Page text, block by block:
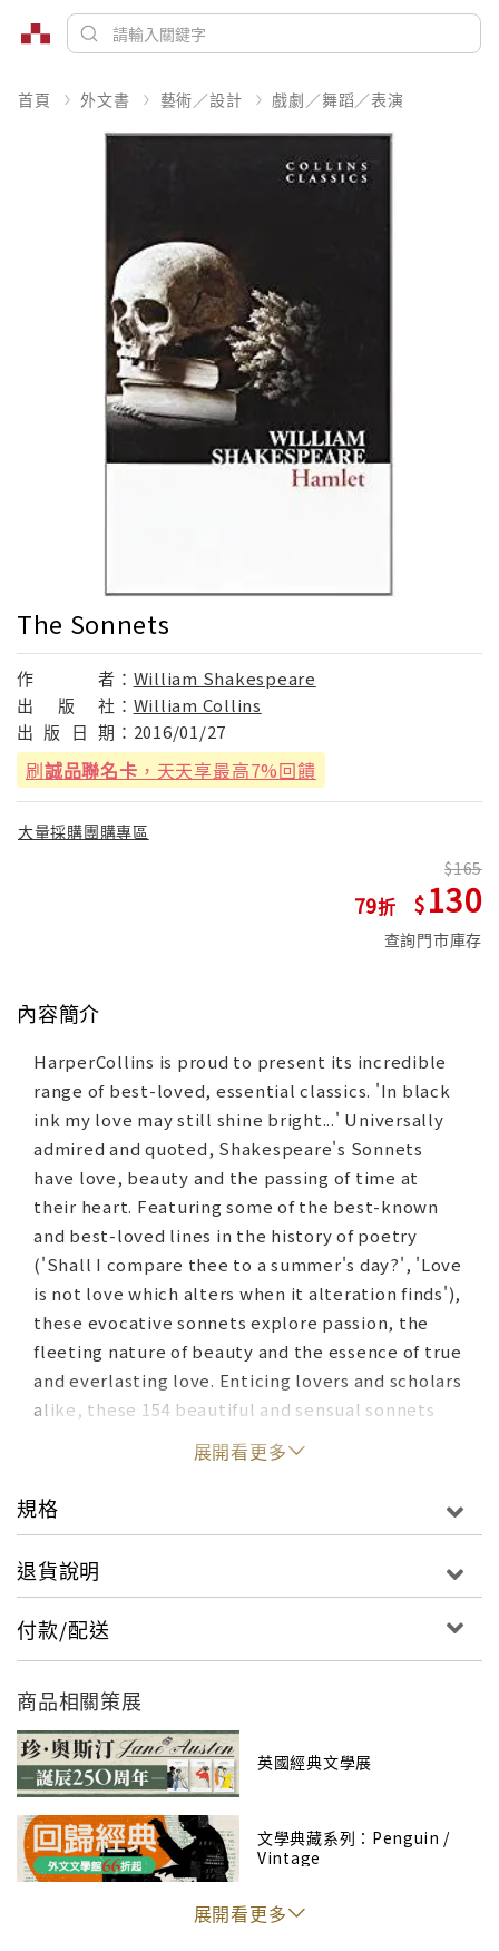
首頁 外文書 藝術／設計 戲劇／舞蹈／表演
The Sonnets
作 者： William Shakespeare
出
版 社： William Collins
出 版 日 期： 2016/01/27
刷誠品聯名卡 ，天天享最高7%回饋
大量採購團購專區
79
165
130
查詢門市庫存
內容簡介
HarperCollins is proud to present its incredible
range of best-loved, essential classics. 'In black
ink my love may still shine bright...' Universally
admired and quoted, Shakespeare's Sonnets
have love, beauty and the passing of time at
their heart. Featuring some of the best-known
and best-loved lines in the history of poetry
('Shall I compare thee to a summer's day?', 'Love
is not love which alters when it alteration finds'),
these evocative sonnets explore passion, the
fleeting nature of beauty and the essence of true
and everlasting love. Enticing lovers and scholars
alike, these 154 beautiful and sensual sonnets
are as relevant and important today as when they
were written 400 years ago.
展開看更多
規格
退貨說明
付款/配送
商品相關策展
英國經典文學展
文學典藏系列：Penguin /
Vintage
展開看更多